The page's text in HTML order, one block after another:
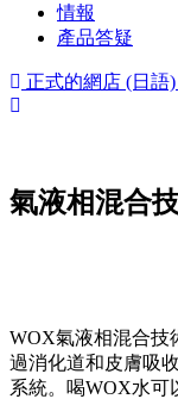
情報
產品答疑
正式的網店 (日語)
氣液相混合
WOX氣液相混合技
過消化道和皮膚吸
系統。喝WOX水可